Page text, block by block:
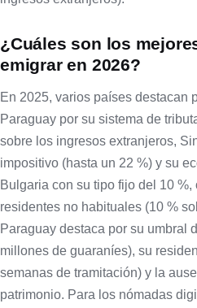
¿Cuáles son los
emigrar en 2026?
En 2025, varios países destacan
Paraguay por su sistema de
sobre los ingresos extranjeros,
impositivo (hasta un 22 %) y su
Bulgaria con su tipo fijo del 10
residentes no habituales (10 %
Paraguay destaca por su umbral
millones de guaraníes), su
semanas de tramitación) y la
patrimonio. Para los nómadas